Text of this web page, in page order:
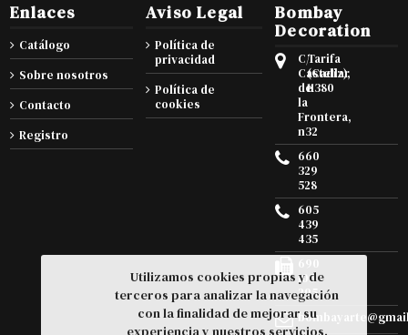
Enlaces
Catálogo
Sobre nosotros
Contacto
Registro
Aviso Legal
Política de
privacidad
Política de
cookies
Bombay
Decoration
C/
Castellar
de
la
Frontera,
n32
Tarifa
(Cadiz),
11380
660
329
528
605
439
435
105
295
Utilizamos cookies propias y de
terceros para analizar la navegación
con la finalidad de mejorar su
experiencia y nuestros servicios.